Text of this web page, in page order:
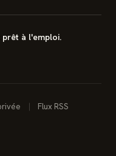
prêt à l'emploi.
Flux RSS